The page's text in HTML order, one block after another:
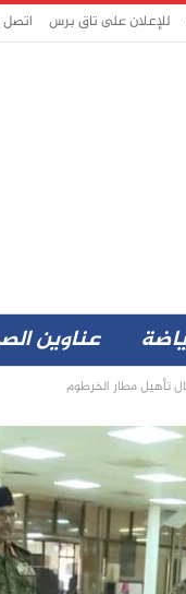
للإعلان على تاق برس اتصل
عناوين